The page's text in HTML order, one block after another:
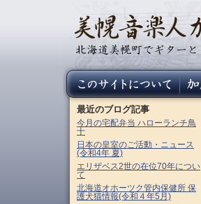
最近のブログ記事
今月の宅配弁当 ハローランチ鳥
十
日本の皇室のご活動・ニュース
(令和4年 夏)
エリザベス2世の在位70年につい
て
北海道オホーツク管内保健所 保
護犬猫情報(令和４年5月)